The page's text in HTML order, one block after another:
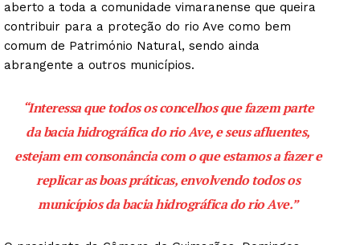
aberto a toda a comunidade vimaranense que queira
contribuir para a proteção do rio Ave como bem
comum de Património Natural, sendo ainda
abrangente a outros municípios.
“Interessa que todos os concelhos que fazem parte
da bacia hidrográfica do rio Ave, e seus afluentes,
estejam em consonância com o que estamos a fazer e
replicar as boas práticas, envolvendo todos os
municípios da bacia hidrográfica do rio Ave.”